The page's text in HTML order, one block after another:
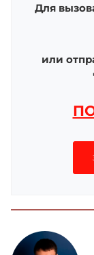
Для
или